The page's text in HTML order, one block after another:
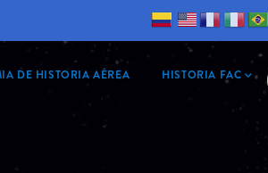
DE HISTORIA AÉREA HISTORIA FAC